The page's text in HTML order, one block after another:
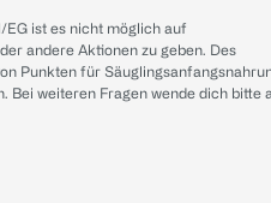
ist es nicht möglich auf
andere Aktionen zu geben. Des
Punkten für
Bei weiteren Fragen wende dich bitte